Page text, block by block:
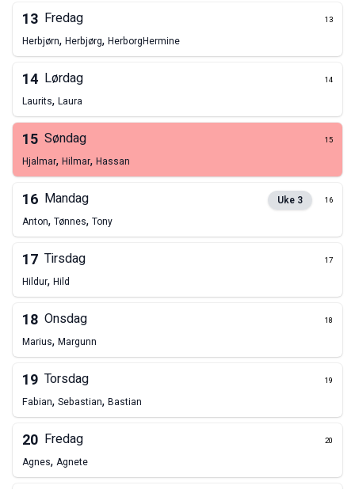
13 Fredag 13
Herbjørn, Herbjørg, HerborgHermine
14 Lørdag 14
Laurits, Laura
15 Søndag 15
Hjalmar, Hilmar, Hassan
16 Mandag Uke 3 16
Anton, Tønnes, Tony
17 Tirsdag 17
Hildur, Hild
18 Onsdag 18
Marius, Margunn
19 Torsdag 19
Fabian, Sebastian, Bastian
20 Fredag 20
Agnes, Agnete